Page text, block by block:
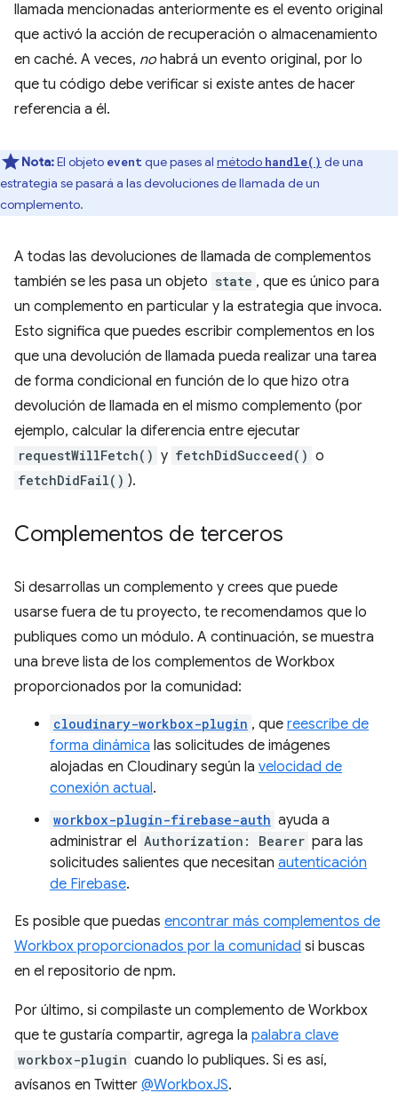
llamada mencionadas anteriormente es el evento original
que activó la acción de recuperación o almacenamiento
en caché. A veces, no habrá un evento original, por lo
que tu código debe verificar si existe antes de hacer
referencia a él.
Nota:El objeto event que pases al método handle() de una
estrategia se pasará a las devoluciones de llamada de un
complemento.
A todas las devoluciones de llamada de complementos
también se les pasa un objeto state , que es único para
un complemento en particular y la estrategia que invoca.
Esto significa que puedes escribir complementos en los
que una devolución de llamada pueda realizar una tarea
de forma condicional en función de lo que hizo otra
devolución de llamada en el mismo complemento (por
ejemplo, calcular la diferencia entre ejecutar
requestWillFetch() y fetchDidSucceed() o
fetchDidFail() ).
Complementos de terceros
Si desarrollas un complemento y crees que puede
usarse fuera de tu proyecto, te recomendamos que lo
publiques como un módulo. A continuación, se muestra
una breve lista de los complementos de Workbox
proporcionados por la comunidad:
cloudinary-workbox-plugin , que reescribe de
forma dinámica las solicitudes de imágenes
alojadas en Cloudinary según la velocidad de
conexión actual.
workbox-plugin-firebase-auth ayuda a
administrar el Authorization: Bearer para las
solicitudes salientes que necesitan autenticación
de Firebase.
Es posible que puedas encontrar más complementos de
Workbox proporcionados por la comunidad si buscas
en el repositorio de npm.
Por último, si compilaste un complemento de Workbox
que te gustaría compartir, agrega la palabra clave
workbox-plugin cuando lo publiques. Si es así,
avísanos en Twitter @WorkboxJS.